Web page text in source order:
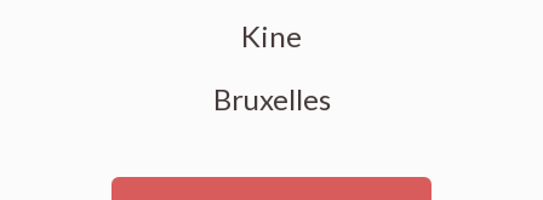
Kine
Bruxelles